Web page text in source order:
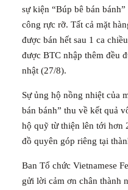
sự kiện “Búp bê bán
công rực rỡ. Tất cả mặt
được bán hết sau 1 ca
được BTC nhập thêm đều
nhật (27/8).
Sự ủng hộ nồng nhiệt của
bán bánh” thu về kết quả
hộ quỹ từ thiện lên tới hơn
đồ quyên góp riêng tại
Ban Tổ chức Vietnamese
gửi lời cảm ơn chân thành